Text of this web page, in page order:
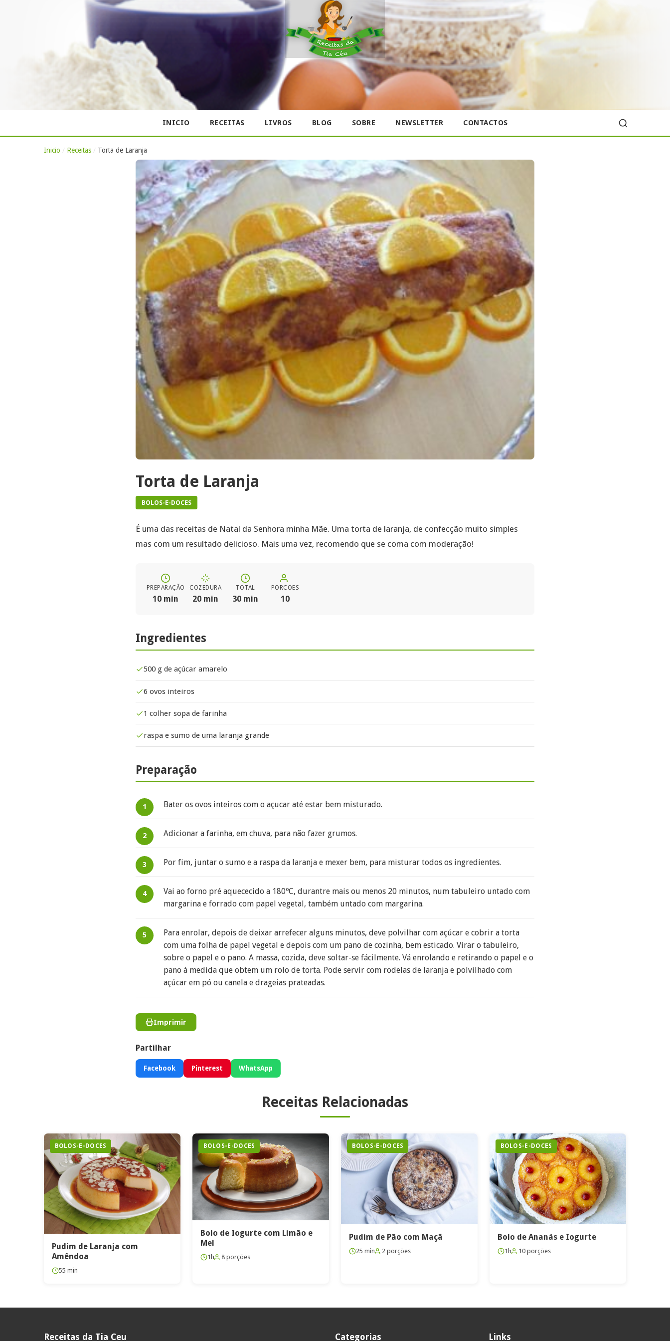
INICIO RECEITAS LIVROS BLOG SOBRE NEWSLETTER CONTACTOS
Inicio / Receitas / Torta de Laranja
Torta de Laranja
BOLOS-E-DOCES
É uma das receitas de Natal da Senhora minha Mãe. Uma torta de laranja, de confecção muito simples
mas com um resultado delicioso. Mais uma vez, recomendo que se coma com moderação!
PREPARAÇÃO
10 min
COZEDURA
20 min
TOTAL
30 min
PORCOES
10
Ingredientes
500 g de açúcar amarelo
6 ovos inteiros
1 colher sopa de farinha
raspa e sumo de uma laranja grande
Preparação
Bater os ovos inteiros com o açucar até estar bem misturado.
Adicionar a farinha, em chuva, para não fazer grumos.
Por fim, juntar o sumo e a raspa da laranja e mexer bem, para misturar todos os ingredientes.
Vai ao forno pré aquececido a 180ºC, durantre mais ou menos 20 minutos, num tabuleiro untado com
margarina e forrado com papel vegetal, também untado com margarina.
Para enrolar, depois de deixar arrefecer alguns minutos, deve polvilhar com açúcar e cobrir a torta
com uma folha de papel vegetal e depois com um pano de cozinha, bem esticado. Virar o tabuleiro,
sobre o papel e o pano. A massa, cozida, deve soltar-se fácilmente. Vá enrolando e retirando o papel e o
pano à medida que obtem um rolo de torta. Pode servir com rodelas de laranja e polvilhado com
açúcar em pó ou canela e drageias prateadas.
Imprimir
Partilhar
Facebook Pinterest WhatsApp
Receitas Relacionadas
BOLOS-E-DOCES
Pudim de Laranja com
Amêndoa
55 min
BOLOS-E-DOCES
Bolo de Iogurte com Limão e
Mel
1h 8 porções
BOLOS-E-DOCES
Pudim de Pão com Maçã
25 min 2 porções
BOLOS-E-DOCES
Bolo de Ananás e Iogurte
1h 10 porções
Receitas da Tia Ceu Categorias Links